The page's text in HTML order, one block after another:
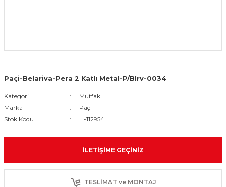
Paçi-Belariva-Pera 2 Katlı Metal-P/Blrv-0034
Kategori
Mutfak
Marka
Paçi
Stok Kodu
H-112954
İLETIŞIME GEÇINIZ
TESLİMAT ve MONTAJ